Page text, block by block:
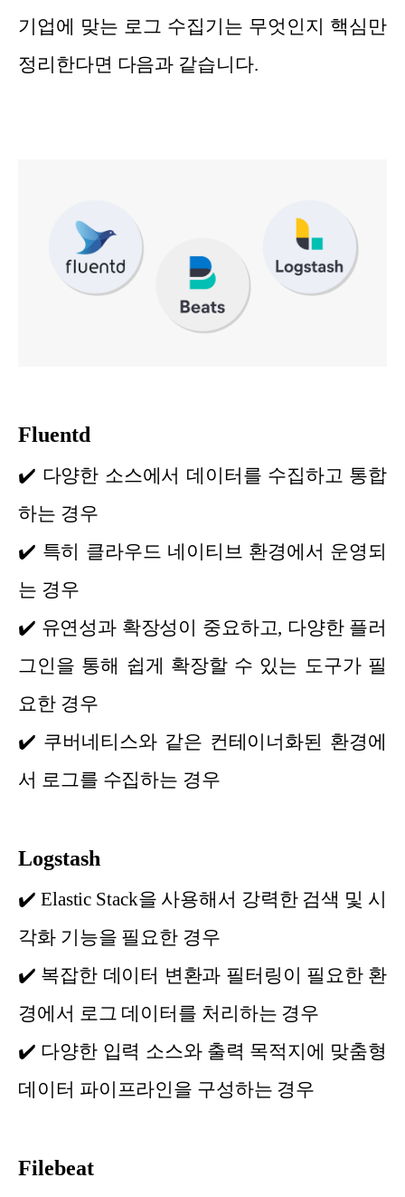
기업에 맞는 로그 수집기는 무엇인지 핵심만
정리한다면 다음과 같습니다.
Fluentd
✔️ 다양한 소스에서 데이터를 수집하고 통합
하는 경우
✔️ 특히 클라우드 네이티브 환경에서 운영되
는 경우
✔️ 유연성과 확장성이 중요하고, 다양한 플러
그인을 통해 쉽게 확장할 수 있는 도구가 필
요한 경우
✔️ 쿠버네티스와 같은 컨테이너화된 환경에
서 로그를 수집하는 경우
Logstash
✔️ Elastic Stack을 사용해서 강력한 검색 및 시
각화 기능을 필요한 경우
✔️ 복잡한 데이터 변환과 필터링이 필요한 환
경에서 로그 데이터를 처리하는 경우
✔️ 다양한 입력 소스와 출력 목적지에 맞춤형
데이터 파이프라인을 구성하는 경우
Filebeat